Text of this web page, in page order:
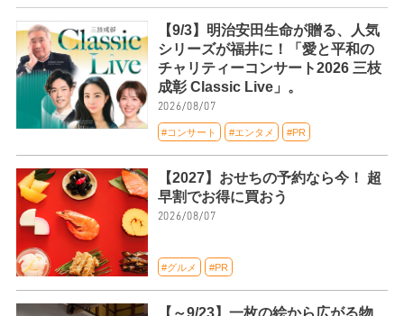
【9/3】明治安田生命が贈る、人気
シリーズが福井に！「愛と平和の
チャリティーコンサート2026 三枝
成彰 Classic Live」。
2026/08/07
#コンサート #エンタメ #PR
【2027】おせちの予約なら今！ 超
早割でお得に買おう
2026/08/07
#グルメ #PR